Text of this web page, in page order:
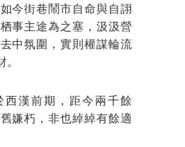
今街巷鬧市自命與自詡
事主途為之塞，汲汲營
中氛圍，實則權謀輪流
。
西漢前期，距今兩千餘
嫌朽，非也綽綽有餘適